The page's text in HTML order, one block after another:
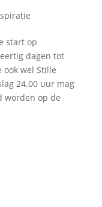
start op
dagen tot
ook wel Stille
24.00 uur mag
worden op de